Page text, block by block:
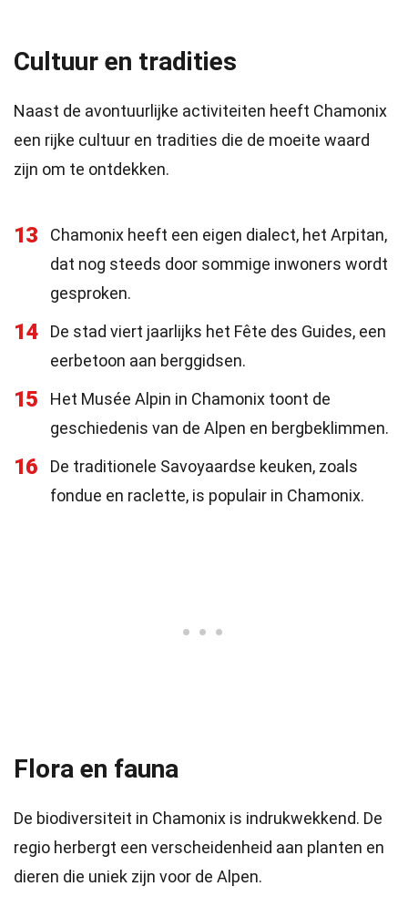
Cultuur en tradities
Naast de avontuurlijke activiteiten heeft Chamonix
een rijke cultuur en tradities die de moeite waard
zijn om te ontdekken.
13
Chamonix heeft een eigen dialect, het Arpitan,
dat nog steeds door sommige inwoners wordt
gesproken.
14
De stad viert jaarlijks het Fête des Guides, een
eerbetoon aan berggidsen.
15
Het Musée Alpin in Chamonix toont de
geschiedenis van de Alpen en bergbeklimmen.
16
De traditionele Savoyaardse keuken, zoals
fondue en raclette, is populair in Chamonix.
Flora en fauna
De biodiversiteit in Chamonix is indrukwekkend. De
regio herbergt een verscheidenheid aan planten en
dieren die uniek zijn voor de Alpen.